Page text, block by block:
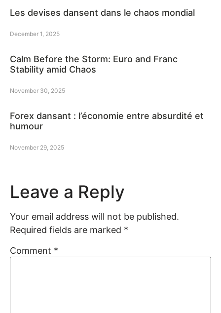
Les devises dansent dans le chaos mondial
December 1, 2025
Calm Before the Storm: Euro and Franc
Stability amid Chaos
November 30, 2025
Forex dansant : l’économie entre absurdité et
humour
November 29, 2025
Leave a Reply
Your email address will not be published.
Required fields are marked *
Comment *